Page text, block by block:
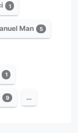
1
Man 5
1
9 …